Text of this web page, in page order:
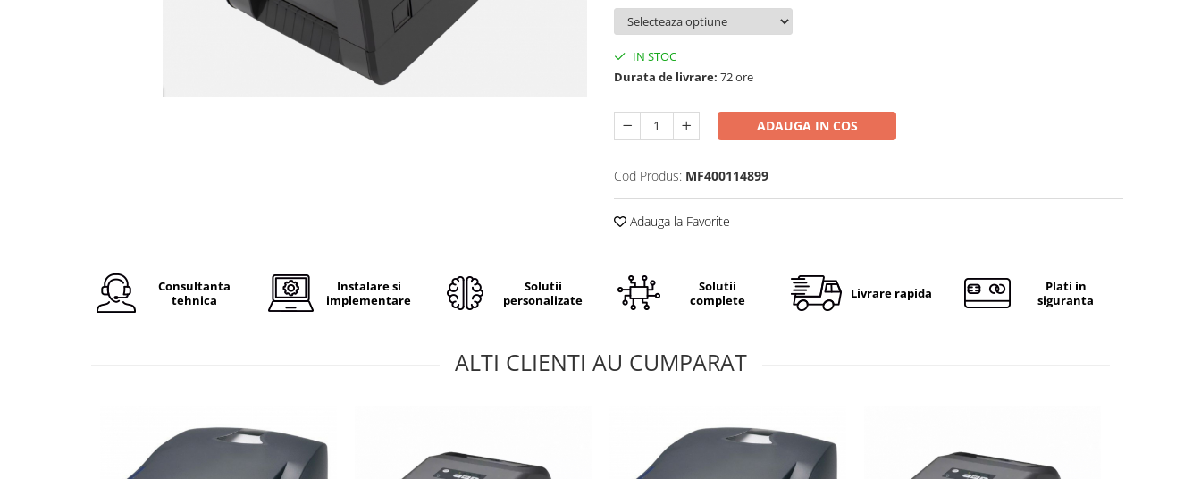
IN STOC
Durata de livrare: 72 ore
ADAUGA IN COS
Cod Produs: MF400114899
Adauga la Favorite
Consultanta
tehnica
Instalare si
implementare
Solutii
personalizate
Solutii
complete
Livrare rapida
Plati in
siguranta
ALTI CLIENTI AU CUMPARAT